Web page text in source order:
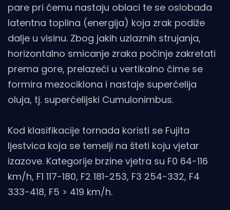
pare pri čemu nastaju oblaci te se oslobađa
latentna toplina (energija) koja zrak podiže
dalje u visinu. Zbog jakih uzlaznih strujanja,
horizontalno smicanje zraka počinje zakretati
prema gore, prelazeći u vertikalno čime se
formira mezociklona i nastaje superćelija
oluja, tj. superćelijski Cumulonimbus.
Kod klasifikacije tornada koristi se Fujita
ljestvica koja se temelji na šteti koju vjetar
izazove. Kategorije brzine vjetra su F0 64-116
km/h, F1 117-180, F2 181-253, F3 254-332, F4
333-418, F5 > 419 km/h.